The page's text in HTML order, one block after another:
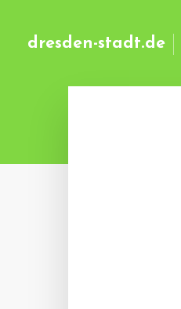
dresden-stadt.de